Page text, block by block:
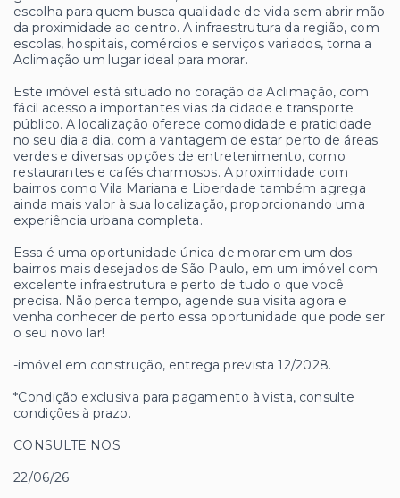
escolha para quem busca qualidade de vida sem abrir mão
da proximidade ao centro. A infraestrutura da região, com
escolas, hospitais, comércios e serviços variados, torna a
Aclimação um lugar ideal para morar.
Este imóvel está situado no coração da Aclimação, com
fácil acesso a importantes vias da cidade e transporte
público. A localização oferece comodidade e praticidade
no seu dia a dia, com a vantagem de estar perto de áreas
verdes e diversas opções de entretenimento, como
restaurantes e cafés charmosos. A proximidade com
bairros como Vila Mariana e Liberdade também agrega
ainda mais valor à sua localização, proporcionando uma
experiência urbana completa.
Essa é uma oportunidade única de morar em um dos
bairros mais desejados de São Paulo, em um imóvel com
excelente infraestrutura e perto de tudo o que você
precisa. Não perca tempo, agende sua visita agora e
venha conhecer de perto essa oportunidade que pode ser
o seu novo lar!
-imóvel em construção, entrega prevista 12/2028.
*Condição exclusiva para pagamento à vista, consulte
condições à prazo.
CONSULTE NOS
22/06/26